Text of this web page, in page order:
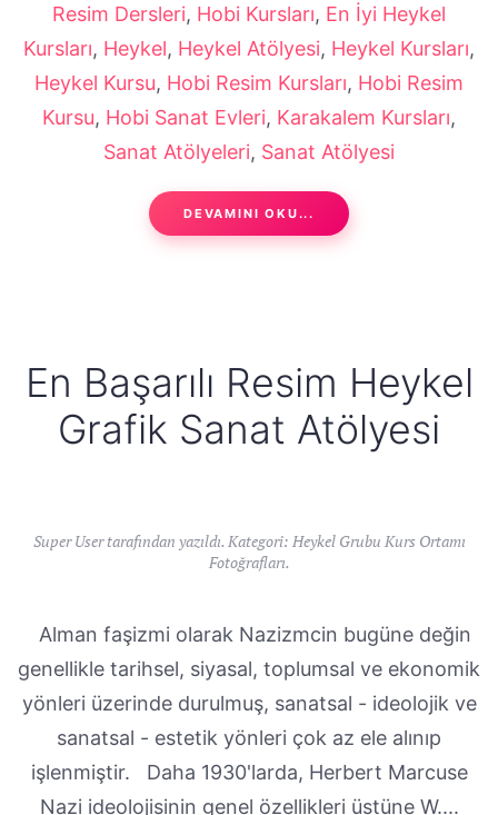
Resim Dersleri, Hobi Kursları, En İyi Heykel
Kursları, Heykel, Heykel Atölyesi, Heykel Kursları,
Heykel Kursu, Hobi Resim Kursları, Hobi Resim
Kursu, Hobi Sanat Evleri, Karakalem Kursları,
Sanat Atölyeleri, Sanat Atölyesi
DEVAMINI OKU...
En Başarılı Resim Heykel
Grafik Sanat Atölyesi
Super User tarafından yazıldı. Kategori: Heykel Grubu Kurs Ortamı
Fotoğrafları.
Alman faşizmi olarak Nazizmcin bugüne değin
genellikle tarihsel, siyasal, toplumsal ve ekonomik
yönleri üzerinde durulmuş, sanatsal - ideolojik ve
sanatsal - estetik yönleri çok az ele alınıp
işlenmiştir. Daha 1930'larda, Herbert Marcuse
Nazi ideolojisinin genel özellikleri üstüne W....